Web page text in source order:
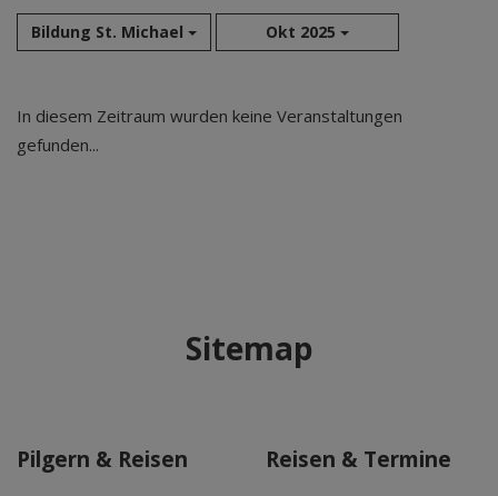
Bildung St. Michael Okt 2025
Aug 2026
Apr 2027
Mai 2027
In diesem Zeitraum wurden keine Veranstaltungen
gefunden...
Sitemap
Pilgern & Reisen Reisen & Termine